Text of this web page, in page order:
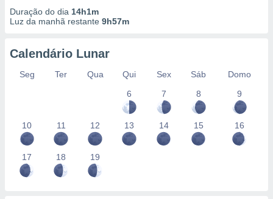
Duração do dia 14h1m
Luz da manhã restante 9h57m
Calendário Lunar
Seg Ter Qua Qui Sex Sáb
Domo
6
7 8 9
10 11 12 13 14 15 16
17 18 19